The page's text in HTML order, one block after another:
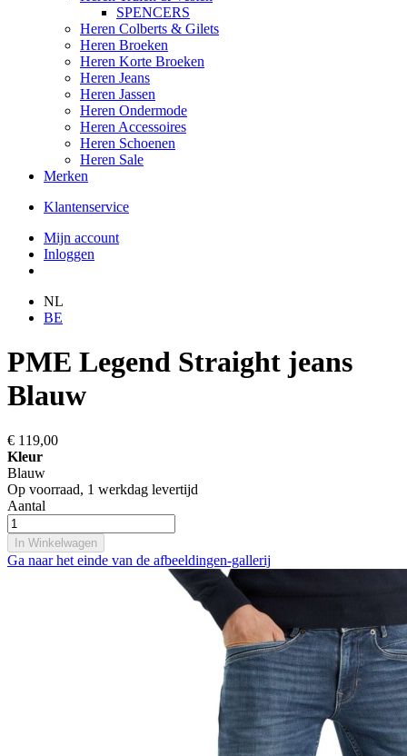
SPENCERS
Heren Colberts & Gilets
Heren Broeken
Heren Korte Broeken
Heren Jeans
Heren Jassen
Heren Ondermode
Heren Accessoires
Heren Schoenen
Heren Sale
Merken
Klantenservice
Mijn account
Inloggen
NL
BE
PME Legend Straight jeans
Blauw
€ 119,00
Kleur
Blauw
Op voorraad, 1 werkdag levertijd
Aantal
In Winkelwagen
Ga naar het einde van de afbeeldingen-gallerij